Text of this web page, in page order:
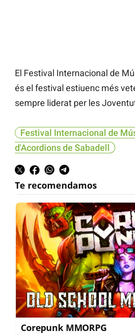
El Festival Internacional de
és el festival estiuenc més
sempre liderat per les
Festival Internacional de
d'Acordions de Sabadell
Corepunk MMORPG